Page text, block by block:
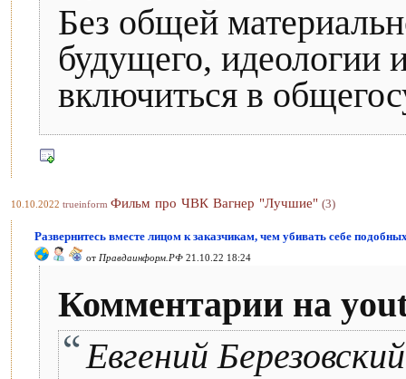
Без общей
будущего, идеологии
включиться в
10.10.2022 trueinform Фильм про ЧВК Вагнер "Лучшие" (3)
Развернитесь вместе лицом к заказчикам, чем убивать себе
от Правдаинформ.РФ 21.10.22 18:24
Комментарии на
Евгений Березовский